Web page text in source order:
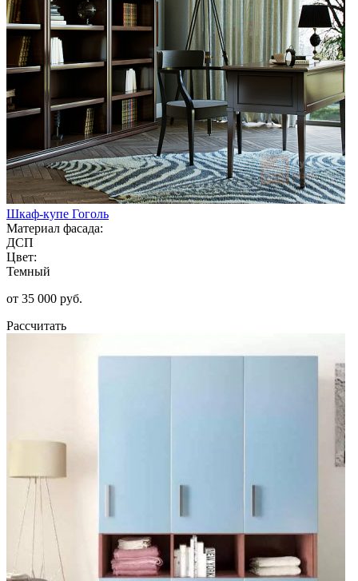
Шкаф-купе Гоголь
Материал фасада:
ДСП
Цвет:
Темный
от 35 000 руб.
Рассчитать